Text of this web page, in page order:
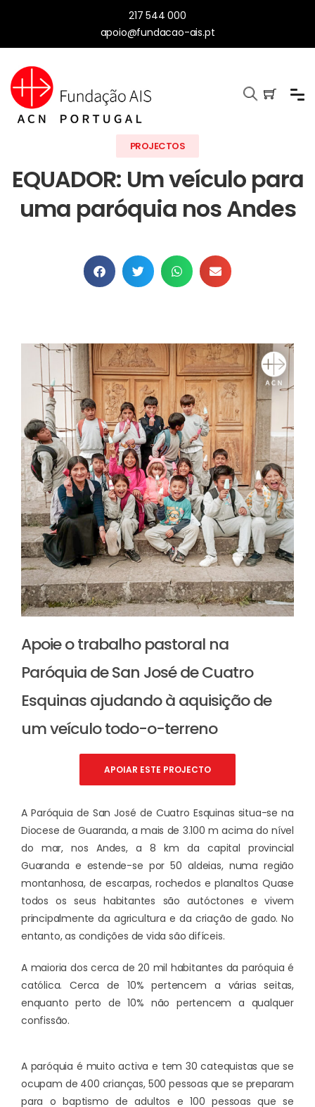
217 544 000
apoio@fundacao-ais.pt
PROJECTOS
EQUADOR: Um veículo para
uma paróquia nos Andes
Apoie o trabalho pastoral na
Paróquia de San José de Cuatro
Esquinas ajudando à aquisição de
um veículo todo-o-terreno
APOIAR ESTE PROJECTO
A Paróquia de San José de Cuatro Esquinas situa-se na
Diocese de Guaranda, a mais de 3.100 m acima do nível
do mar, nos Andes, a 8 km da capital provincial
Guaranda e estende-se por 50 aldeias, numa região
montanhosa, de escarpas, rochedos e planaltos Quase
todos os seus habitantes são autóctones e vivem
principalmente da agricultura e da criação de gado. No
entanto, as condições de vida são difíceis.
A maioria dos cerca de 20 mil habitantes da paróquia é
católica. Cerca de 10% pertencem a várias seitas,
enquanto perto de 10% não pertencem a qualquer
confissão.
A paróquia é muito activa e tem 30 catequistas que se
ocupam de 400 crianças, 500 pessoas que se preparam
para o baptismo de adultos e 100 pessoas que se